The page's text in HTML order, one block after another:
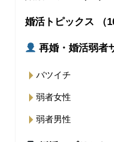
婚活トピックス （
再婚・婚活弱者
バツイチ
弱者女性
弱者男性